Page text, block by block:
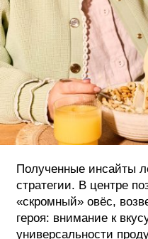
Полученные инсайты
стратегии. В центре
«скромный» овёс,
героя: внимание к
универсальности